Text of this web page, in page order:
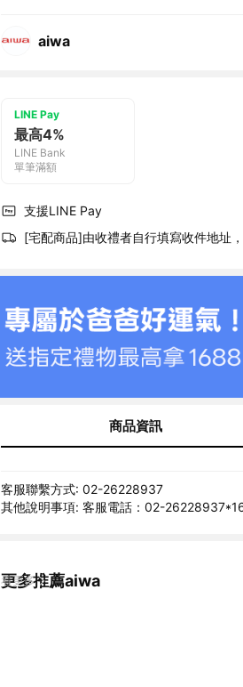
aiwa
LINE Pay
最高4%
LINE Bank
單筆滿額
支援LINE Pay
[宅配商品]由收禮者自行填寫收件地址，
商品資訊
客服聯繫方式: 02-26228937
其他說明事項: 客服電話：02-
更多推薦aiwa
看更多